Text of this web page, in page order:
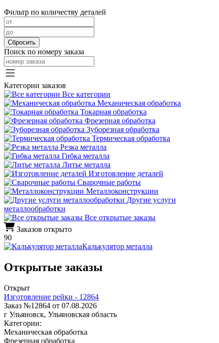
Фильтр по количеству деталей
Сбросить
Поиск по номеру заказа
Категории заказов
Все категории
Механическая обработка
Токарная обработка
Фрезерная обработка
Зуборезная обработка
Термическая обработка
Резка металла
Гибка металла
Литье металла
Изготовление деталей
Сварочные работы
Металлоконструкции
Другие услуги
металлообработки
Все открытые заказы
Заказов открыто
90
Калькулятор металла
Открытые заказы
Открыт
Изготовление рейки - 12864
Заказ №12864 от 07.08.2026
г Ульяновск, Ульяновская область
Категории:
Механическая обработка
Фрезерная обработка